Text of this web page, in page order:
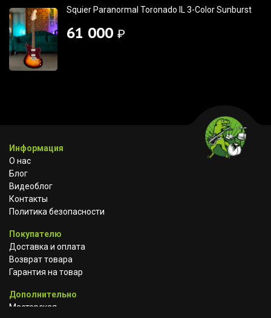
Squier Paranormal Toronado IL 3-Color Sunburst
61 000 ₽
Информация
О нас
Блог
Видеоблог
Контакты
Политика безопасности
Покупателю
Доставка и оплата
Возврат товара
Гарантия на товар
Дополнительно
Мастерская